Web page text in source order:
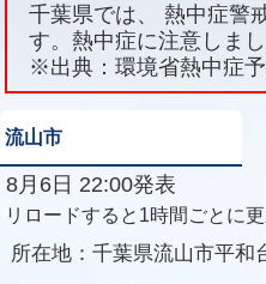
千葉県では、 熱中症警
す。熱中症に注意しまし
※出典：環境省熱中症
流山市
8月6日 22:00発表
リロードすると1時間ごとに更
所在地： 千葉県流山市平和